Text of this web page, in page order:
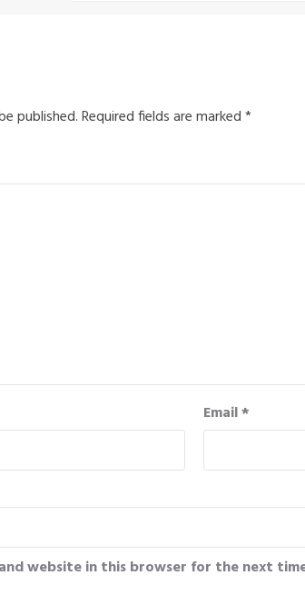
published.Required fields are marked*
Email*
website in this browser for the next